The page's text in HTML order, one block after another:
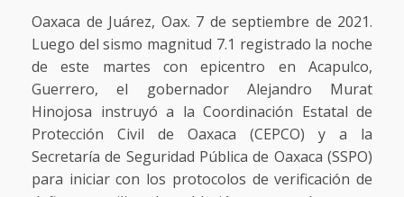
Oaxaca de Juárez, Oax. 7 de septiembre de 2021.
Luego del sismo magnitud 7.1 registrado la noche
de este martes con epicentro en Acapulco,
Guerrero, el gobernador Alejandro Murat
Hinojosa instruyó a la Coordinación Estatal de
Protección Civil de Oaxaca (CEPCO) y a la
Secretaría de Seguridad Pública de Oaxaca (SSPO)
para iniciar con los protocolos de verificación de